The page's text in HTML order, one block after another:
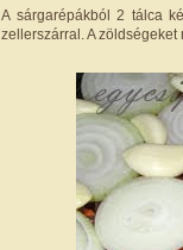
A sárgarépákból 2 tálca
zellerszárral. A zöldségeket